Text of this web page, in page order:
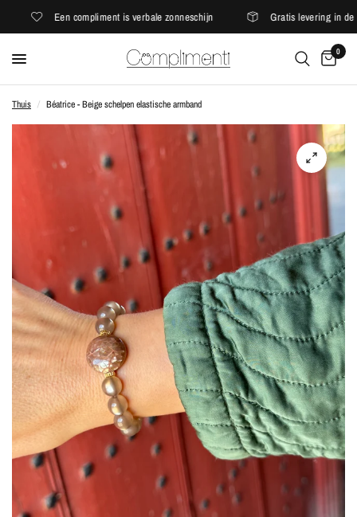
Een compliment is verbale zonneschijn Gratis levering in de
0
Thuis / Béatrice - Beige schelpen elastische armband